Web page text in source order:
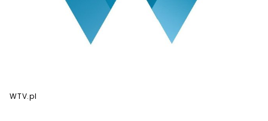
WTV.pl